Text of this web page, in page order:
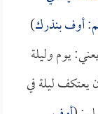
أوف بنذرك)
يوم وليلة
يعتكف ليلة في